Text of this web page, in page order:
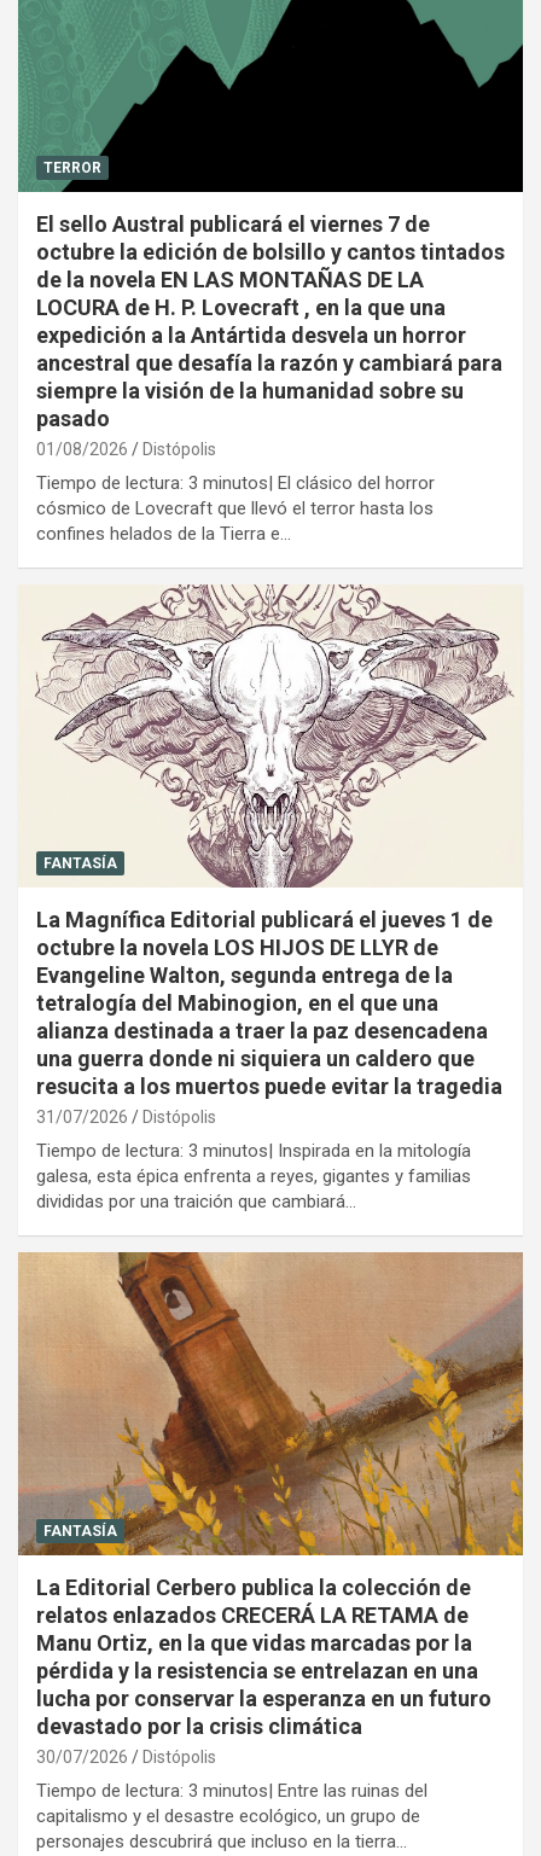
TERROR
El sello Austral publicará el viernes 7 de
octubre la edición de bolsillo y cantos tintados
de la novela EN LAS MONTAÑAS DE LA
LOCURA de H. P. Lovecraft , en la que una
expedición a la Antártida desvela un horror
ancestral que desafía la razón y cambiará para
siempre la visión de la humanidad sobre su
pasado
01/08/2026 Distópolis
Tiempo de lectura: 3 minutos| El clásico del horror
cósmico de Lovecraft que llevó el terror hasta los
confines helados de la Tierra e…
FANTASÍA
La Magnífica Editorial publicará el jueves 1 de
octubre la novela LOS HIJOS DE LLYR de
Evangeline Walton, segunda entrega de la
tetralogía del Mabinogion, en el que una
alianza destinada a traer la paz desencadena
una guerra donde ni siquiera un caldero que
resucita a los muertos puede evitar la tragedia
31/07/2026 Distópolis
Tiempo de lectura: 3 minutos| Inspirada en la mitología
galesa, esta épica enfrenta a reyes, gigantes y familias
divididas por una traición que cambiará…
FANTASÍA
La Editorial Cerbero publica la colección de
relatos enlazados CRECERÁ LA RETAMA de
Manu Ortiz, en la que vidas marcadas por la
pérdida y la resistencia se entrelazan en una
lucha por conservar la esperanza en un futuro
devastado por la crisis climática
30/07/2026 Distópolis
Tiempo de lectura: 3 minutos| Entre las ruinas del
capitalismo y el desastre ecológico, un grupo de
personajes descubrirá que incluso en la tierra…